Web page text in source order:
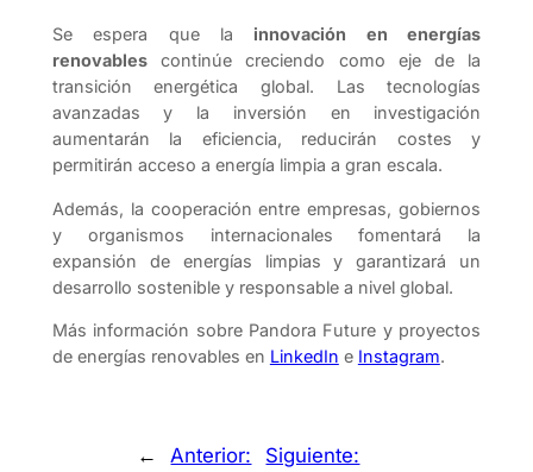
Se espera que la innovación en energías
renovablescontinúe creciendo como eje de la
transición energética global. Las tecnologías
avanzadas y la inversión en investigación
aumentarán la eficiencia, reducirán costes y
permitirán acceso a energía limpia a gran escala.
Además, la cooperación entre empresas, gobiernos
y organismos internacionales fomentará la
expansión de energías limpias y garantizará un
desarrollo sostenible y responsable a nivel global.
Más información sobre Pandora Future y proyectos
de energías renovables en LinkedIn e Instagram.
←
Anterior:
Siguiente: